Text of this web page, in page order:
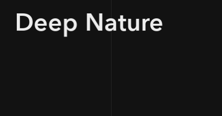
Deep Nature